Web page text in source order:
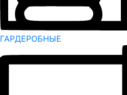
ГАРДЕРОБНЫЕ